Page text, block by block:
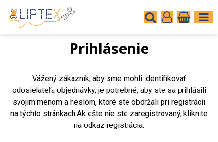
Prihlásenie
Vážený zákazník, aby sme mohli identifikovať
odosielateľa objednávky, je potrebné, aby ste sa prihlásili
svojim menom a heslom, ktoré ste obdržali pri registrácii
na týchto stránkach.Ak ešte nie ste zaregistrovaný, kliknite
na odkaz registrácia.